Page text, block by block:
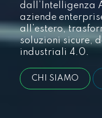
dall’Intelligenza
aziende
all’estero,
soluzioni sicure,
industriali 4.0.
CHI SIAMO